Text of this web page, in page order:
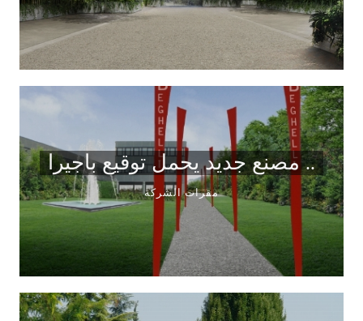
مصنع جديد يحمل توقيع باجيرا ..
مقرات الشركة